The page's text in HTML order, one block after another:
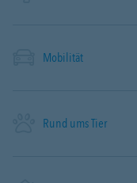
Mobilität
Rund ums Tier